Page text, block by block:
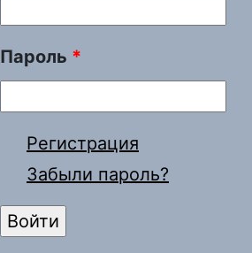
Пароль *
Регистрация
Забыли пароль?